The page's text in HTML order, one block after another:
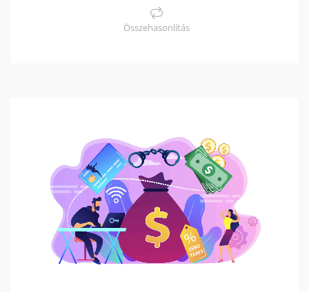
Összehasonlítás